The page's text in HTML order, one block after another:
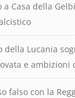
Casa della
della Lucania
e ambizioni
falso con la